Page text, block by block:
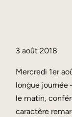
3 août 2018
Mercredi 1er
longue journée
le matin,
caractère